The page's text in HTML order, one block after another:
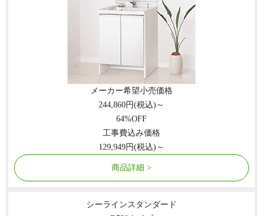
メーカー希望小売価格
244,860円(税込)～
64%OFF
工事費込み価格
129,949円(税込)～
商品詳細
シーラインスタンダード